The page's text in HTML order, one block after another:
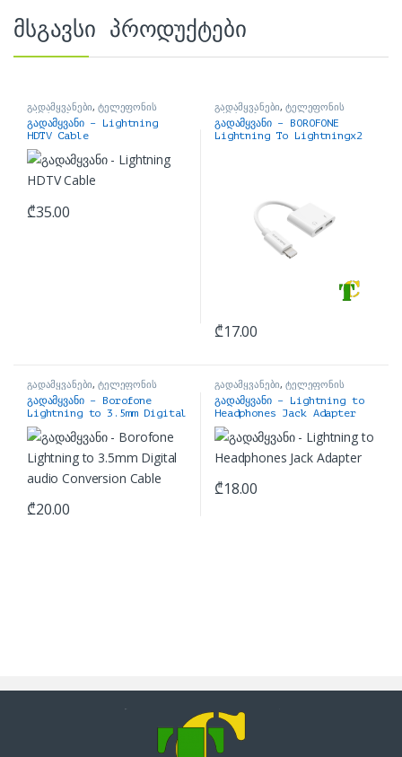
მსგავსი პროდუქტები
გადამყვანები,ტელეფონის
აქსესუარი
გადამყვანი – Lightning
HDTV Cable
₾35.00
გადამყვანები,ტელეფონის
აქსესუარი
გადამყვანი – BOROFONE
Lightning To Lightningx2
₾17.00
გადამყვანები,ტელეფონის
აქსესუარი
გადამყვანი – Borofone
Lightning to 3.5mm Digital
audio Conversion Cable
₾20.00
გადამყვანები,ტელეფონის
აქსესუარი
გადამყვანი – Lightning to
Headphones Jack Adapter
₾18.00